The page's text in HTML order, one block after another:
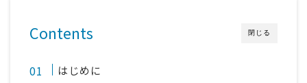
閉じる
Contents
はじめに